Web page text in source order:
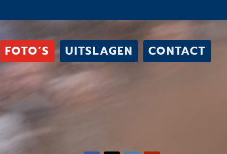
FOTO’S UITSLAGEN CONTACT